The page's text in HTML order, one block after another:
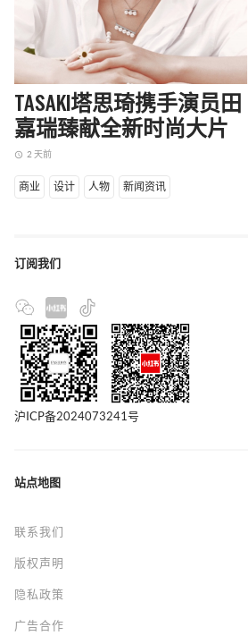
TASAKI塔思琦携手演员田
嘉瑞臻献全新时尚大片
access_time 2 天前
商业 设计 人物 新闻资讯
订阅我们
沪ICP备2024073241号
站点地图
联系我们
版权声明
隐私政策
广告合作